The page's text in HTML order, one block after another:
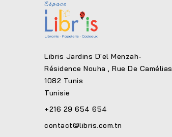
Libris Jardins D'el Menzah-
Résidence Nouha , Rue De Camélias
1082 Tunis
Tunisie
+216 29 654 654
contact@libris.com.tn